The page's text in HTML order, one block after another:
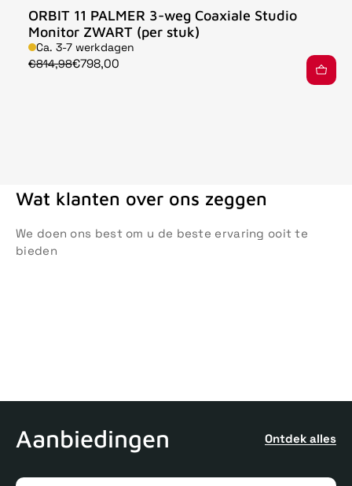
ORBIT 11 PALMER 3-weg Coaxiale Studio
Monitor ZWART (per stuk)
Ca. 3-7 werkdagen
€814,98€798,00
Wat klanten over ons zeggen
We doen ons best om u de beste ervaring ooit te
bieden
Aanbiedingen Ontdek alles